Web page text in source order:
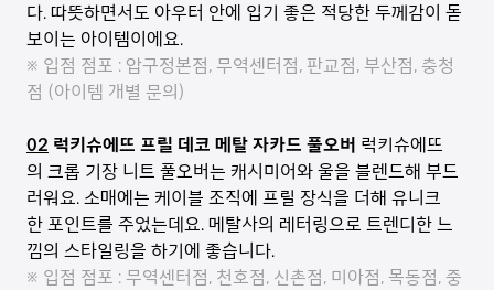
다. 따뜻하면서도 아우터 안에 입기 좋은 적당한 두께감이 돋
보이는 아이템이에요.
※ 입점 점포 : 압구정본점, 무역센터점, 판교점, 부산점, 충청
점 (아이템 개별 문의)
02 럭키슈에뜨 프릴 데코 메탈 자카드 풀오버 럭키슈에뜨
의 크롭 기장 니트 풀오버는 캐시미어와 울을 블렌드해 부드
러워요. 소매에는 케이블 조직에 프릴 장식을 더해 유니크
한 포인트를 주었는데요. 메탈사의 레터링으로 트렌디한 느
낌의 스타일링을 하기에 좋습니다.
※ 입점 점포 : 무역센터점, 천호점, 신촌점, 미아점, 목동점, 중